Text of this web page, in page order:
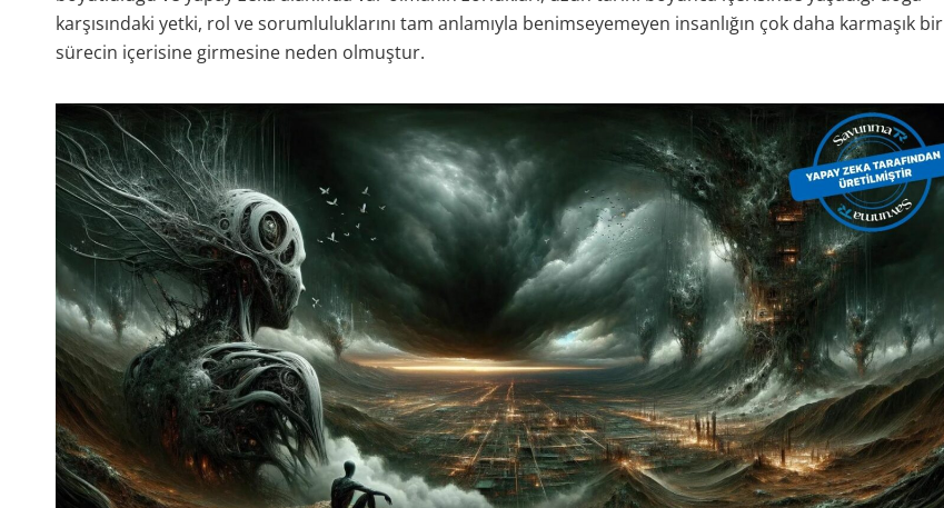
karşısındaki yetki, rol ve sorumluluklarını tam anlamıyla benimseyemeyen insanlığın çok daha karmaşık bir
sürecin içerisine girmesine neden olmuştur.